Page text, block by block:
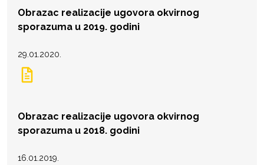
Obrazac realizacije ugovora okvirnog
sporazuma u 2019. godini
29.01.2020.
Obrazac realizacije ugovora okvirnog
sporazuma u 2018. godini
16.01.2019.